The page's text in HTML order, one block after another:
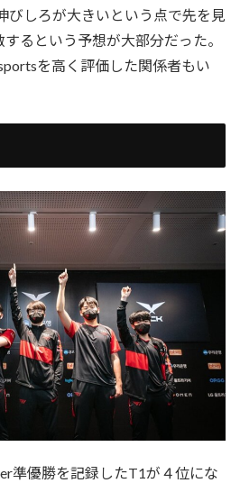
びしろが大きいという点で先を見
るという予想が大部分だった。
を高く評価した関係者もい
準優勝を記録したT1が４位にな